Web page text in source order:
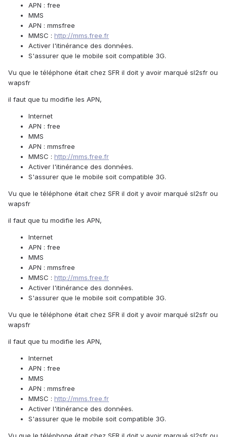
APN : free
MMS
APN : mmsfree
MMSC : http://mms.free.fr
Activer l'itinérance des données.
S'assurer que le mobile soit compatible 3G.
Vu que le téléphone était chez SFR il doit y avoir marqué sl2sfr ou
wapsfr
il faut que tu modifie les APN,
Internet
APN : free
MMS
APN : mmsfree
MMSC : http://mms.free.fr
Activer l'itinérance des données.
S'assurer que le mobile soit compatible 3G.
Vu que le téléphone était chez SFR il doit y avoir marqué sl2sfr ou
wapsfr
il faut que tu modifie les APN,
Internet
APN : free
MMS
APN : mmsfree
MMSC : http://mms.free.fr
Activer l'itinérance des données.
S'assurer que le mobile soit compatible 3G.
Vu que le téléphone était chez SFR il doit y avoir marqué sl2sfr ou
wapsfr
il faut que tu modifie les APN,
Internet
APN : free
MMS
APN : mmsfree
MMSC : http://mms.free.fr
Activer l'itinérance des données.
S'assurer que le mobile soit compatible 3G.